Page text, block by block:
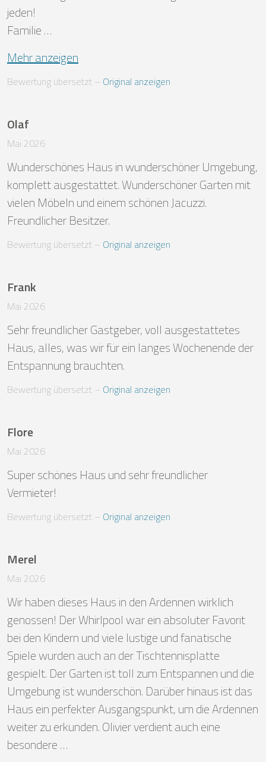
jeden!
Familie …
Mehr anzeigen
Bewertung übersetzt – Original anzeigen
Olaf
Mai 2026
Wunderschönes Haus in wunderschöner Umgebung,
komplett ausgestattet. Wunderschöner Garten mit
vielen Möbeln und einem schönen Jacuzzi.
Freundlicher Besitzer.
Bewertung übersetzt – Original anzeigen
Frank
Mai 2026
Sehr freundlicher Gastgeber, voll ausgestattetes
Haus, alles, was wir für ein langes Wochenende der
Entspannung brauchten.
Bewertung übersetzt – Original anzeigen
Flore
Mai 2026
Super schönes Haus und sehr freundlicher
Vermieter!
Bewertung übersetzt – Original anzeigen
Merel
Mai 2026
Wir haben dieses Haus in den Ardennen wirklich
genossen! Der Whirlpool war ein absoluter Favorit
bei den Kindern und viele lustige und fanatische
Spiele wurden auch an der Tischtennisplatte
gespielt. Der Garten ist toll zum Entspannen und die
Umgebung ist wunderschön. Darüber hinaus ist das
Haus ein perfekter Ausgangspunkt, um die Ardennen
weiter zu erkunden. Olivier verdient auch eine
besondere …